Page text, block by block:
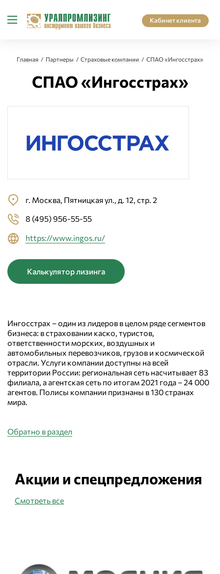
Кабинет клиента
Главная Партнеры Страховые компании СПАО «Ингосстрах»
СПАО «Ингосстрах»
г. Москва, Пятницкая ул., д. 12, стр. 2
8 (495) 956-55-55
https://www.ingos.ru/
Калькулятор лизинга
Ингосстрах – один из лидеров в целом ряде сегментов
бизнеса: в страховании каско, туристов,
ответственности морских, воздушных и
автомобильных перевозчиков, грузов и космической
отрасли. Услуги компании доступны на всей
территории России: региональная сеть насчитывает 83
филиала, а агентская сеть по итогам 2021 года – 24 000
агентов. Полисы компании признаны в 130 странах
мира.
Обратно в раздел
Акции и спецпредложения
Смотреть все